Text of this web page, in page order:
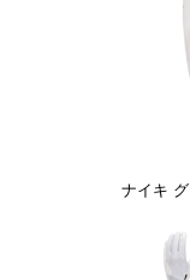
ナイキ